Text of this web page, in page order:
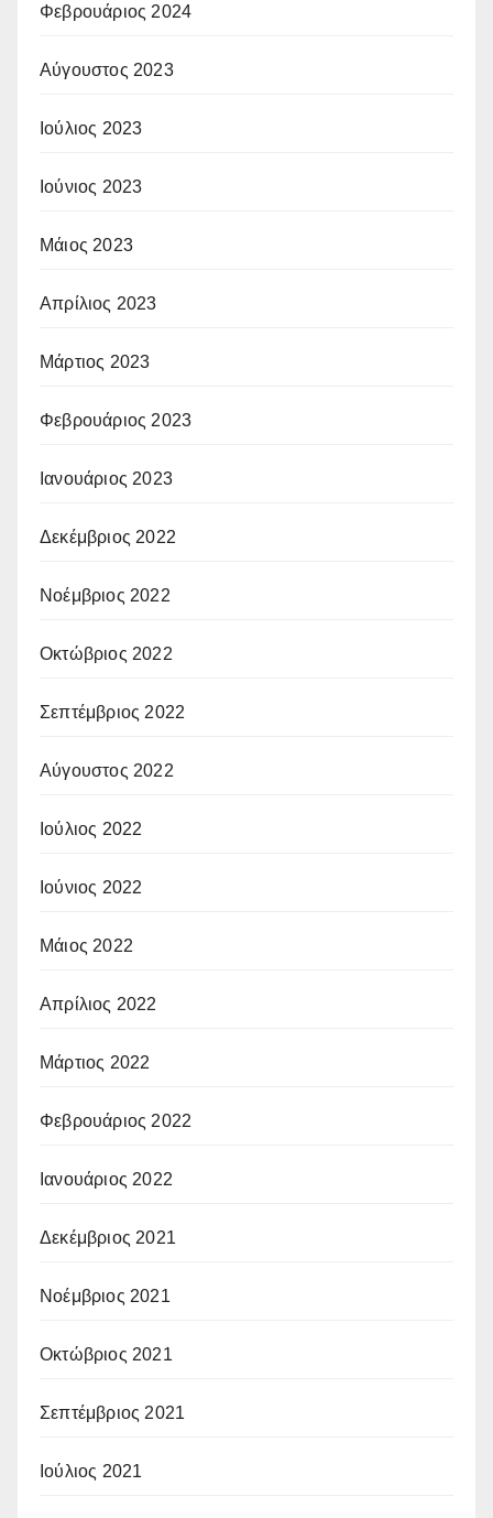
Φεβρουάριος 2024
Αύγουστος 2023
Ιούλιος 2023
Ιούνιος 2023
Μάιος 2023
Απρίλιος 2023
Μάρτιος 2023
Φεβρουάριος 2023
Ιανουάριος 2023
Δεκέμβριος 2022
Νοέμβριος 2022
Οκτώβριος 2022
Σεπτέμβριος 2022
Αύγουστος 2022
Ιούλιος 2022
Ιούνιος 2022
Μάιος 2022
Απρίλιος 2022
Μάρτιος 2022
Φεβρουάριος 2022
Ιανουάριος 2022
Δεκέμβριος 2021
Νοέμβριος 2021
Οκτώβριος 2021
Σεπτέμβριος 2021
Ιούλιος 2021